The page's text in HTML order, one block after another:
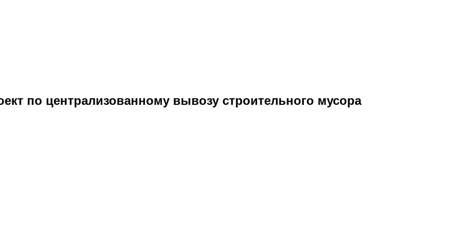
по централизованному вывозу строительного мусора